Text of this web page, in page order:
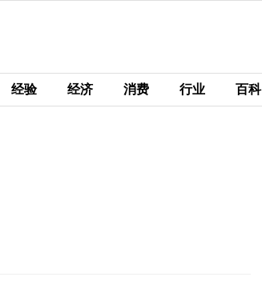
经验 经济 消费 行业 百科